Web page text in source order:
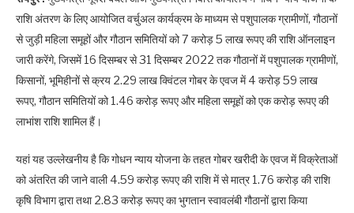
राशि अंतरण के लिए आयोजित वर्चुअल कार्यक्रम के माध्यम से पशुपालक ग्रामीणों, गौठानों
से जुड़ी महिला समूहों और गौठान समितियों को 7 करोड़ 5 लाख रूपए की राशि ऑनलाइन
जारी करेंगे, जिसमें 16 दिसम्बर से 31 दिसम्बर 2022 तक गौठानों में पशुपालक ग्रामीणों,
किसानों, भूमिहीनों से क्रय 2.29 लाख क्विंटल गोबर के एवज में 4 करोड़ 59 लाख
रूपए, गौठान समितियों को 1.46 करोड़ रूपए और महिला समूहों को एक करोड़ रूपए की
लाभांश राशि शामिल हैं।
यहां यह उल्लेखनीय है कि गोधन न्याय योजना के तहत गोबर खरीदी के एवज में विक्रेताओं
को अंतरित की जाने वाली 4.59 करोड़ रूपए की राशि में से मात्र 1.76 करोड़ की राशि
कृषि विभाग द्वारा तथा 2.83 करोड़ रूपए का भुगतान स्वावलंबी गौठानों द्वारा किया